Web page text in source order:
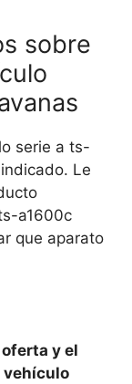
sobre
serie a ts-
Le
a1600c
que aparato
y el
vehículo